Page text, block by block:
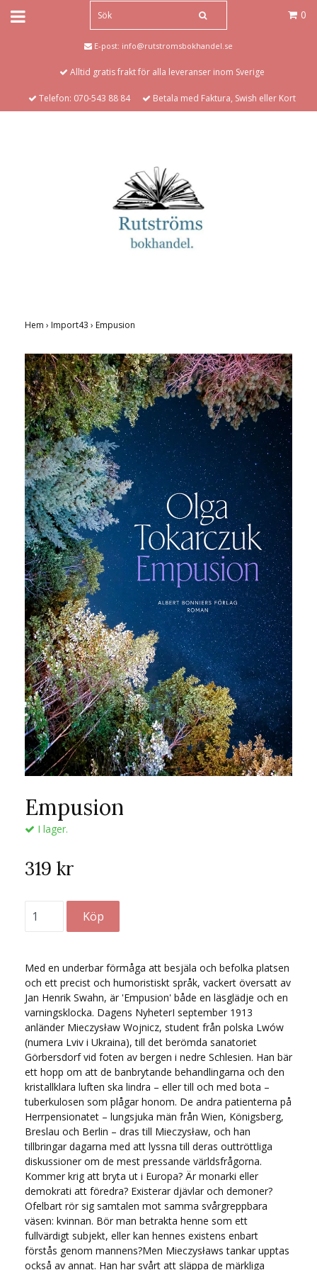
0
E-post: info@rutstromsbokhandel.se
Alltid gratis frakt för alla leveranser inom Sverige
Telefon: 070-543 88 84 Betala med Faktura, Swish eller Kort
Hem › Import43 › Empusion
Empusion
I lager.
319 kr
Med en underbar förmåga att besjäla och befolka platsen
och ett precist och humoristiskt språk, vackert översatt av
Jan Henrik Swahn, är 'Empusion' både en läsglädje och en
varningsklocka. Dagens NyheterI september 1913
anländer Mieczysław Wojnicz, student från polska Lwów
(numera Lviv i Ukraina), till det berömda sanatoriet
Görbersdorf vid foten av bergen i nedre Schlesien. Han bär
ett hopp om att de banbrytande behandlingarna och den
kristallklara luften ska lindra – eller till och med bota –
tuberkulosen som plågar honom. De andra patienterna på
Herrpensionatet – lungsjuka män från Wien, Königsberg,
Breslau och Berlin – dras till Mieczysław, och han
tillbringar dagarna med att lyssna till deras outtröttliga
diskussioner om de mest pressande världsfrågorna.
Kommer krig att bryta ut i Europa? Är monarki eller
demokrati att föredra? Existerar djävlar och demoner?
Ofelbart rör sig samtalen mot samma svårgreppbara
väsen: kvinnan. Bör man betrakta henne som ett
fullvärdigt subjekt, eller kan hennes existens enbart
förstås genom mannens?Men Mieczysławs tankar upptas
också av annat. Han har svårt att släppa de märkliga